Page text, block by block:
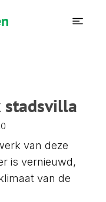
van deze
is vernieuwd,
van de